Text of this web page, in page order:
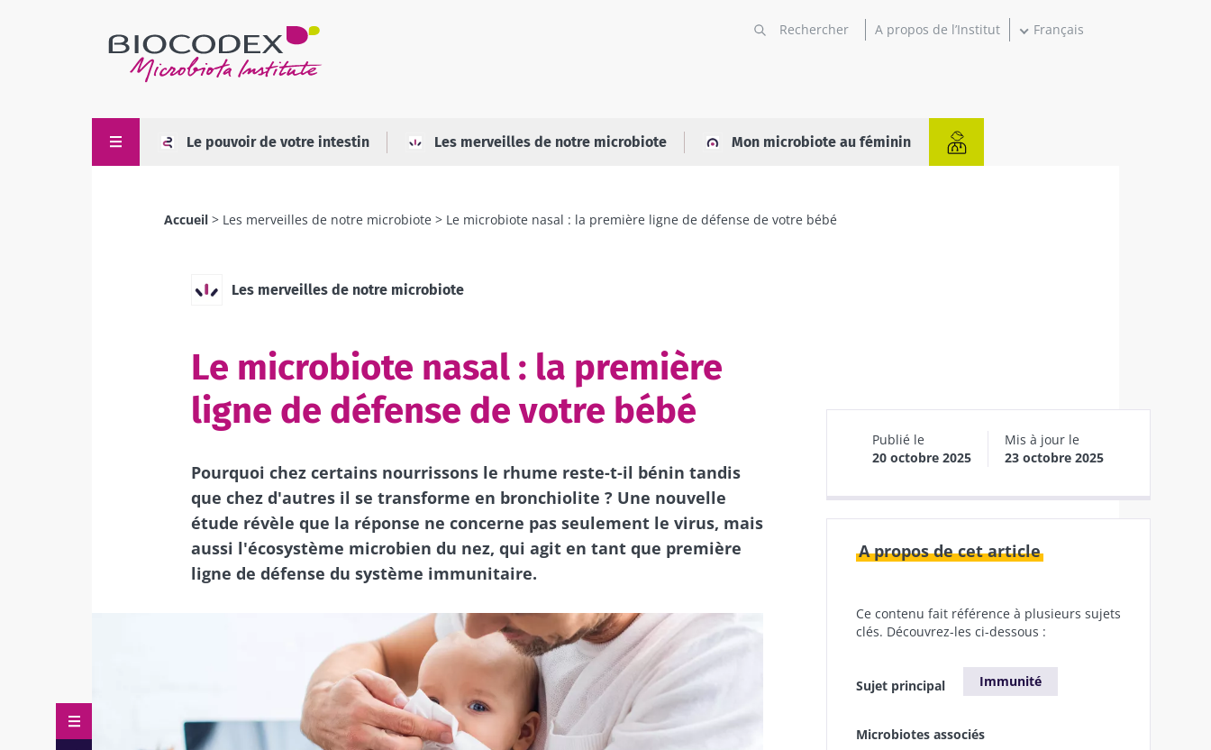
A propos de l’Institut Français
Le pouvoir de votre intestin Les merveilles de notre microbiote Mon microbiote au féminin
Accueil Les merveilles de notre microbiote Le microbiote nasal : la première ligne de défense de votre bébé
Les merveilles de notre microbiote
Le microbiote nasal : la première
ligne de défense de votre bébé
Pourquoi chez certains nourrissons le rhume reste-t-il bénin tandis
que chez d'autres il se transforme en bronchiolite ? Une nouvelle
étude révèle que la réponse ne concerne pas seulement le virus, mais
aussi l'écosystème microbien du nez, qui agit en tant que première
ligne de défense du système immunitaire.
Publié le
20 octobre 2025
Mis à jour le
23 octobre 2025
A propos de cet article
Ce contenu fait référence à plusieurs sujets
clés. Découvrez-les ci-dessous :
Sujet principal Immunité
Microbiotes associés